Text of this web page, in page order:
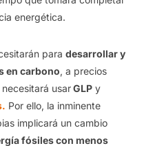
energética.
para desarrollar y
en carbono, a precios
usarGLPy
Por ello, la inminente
implicará un cambio
fósiles con menos